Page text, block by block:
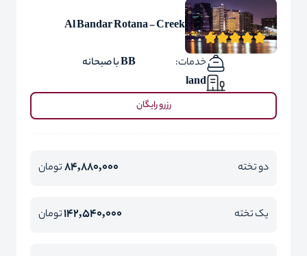
Al Bandar Rotana – Creek
خدمات:
BB با صبحانه
land
رزرو رایگان
دو تخته 84,880,000تومان
یک تخته 142,540,000تومان